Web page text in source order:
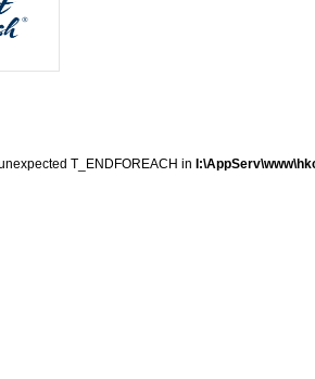
T_ENDFOREACH in